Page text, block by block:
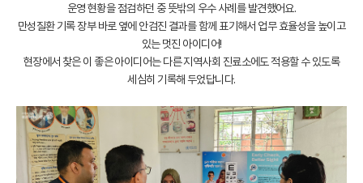
운영 현황을 점검하던 중 뜻밖의 우수 사례를 발견했어요.
만성질환 기록 장부 바로 옆에 안검진 결과를 함께 표기해서 업무 효율성을 높이고
있는 멋진 아이디어!
현장에서 찾은 이 좋은 아이디어는 다른 지역사회 진료소에도 적용할 수 있도록
세심히 기록해 두었답니다.